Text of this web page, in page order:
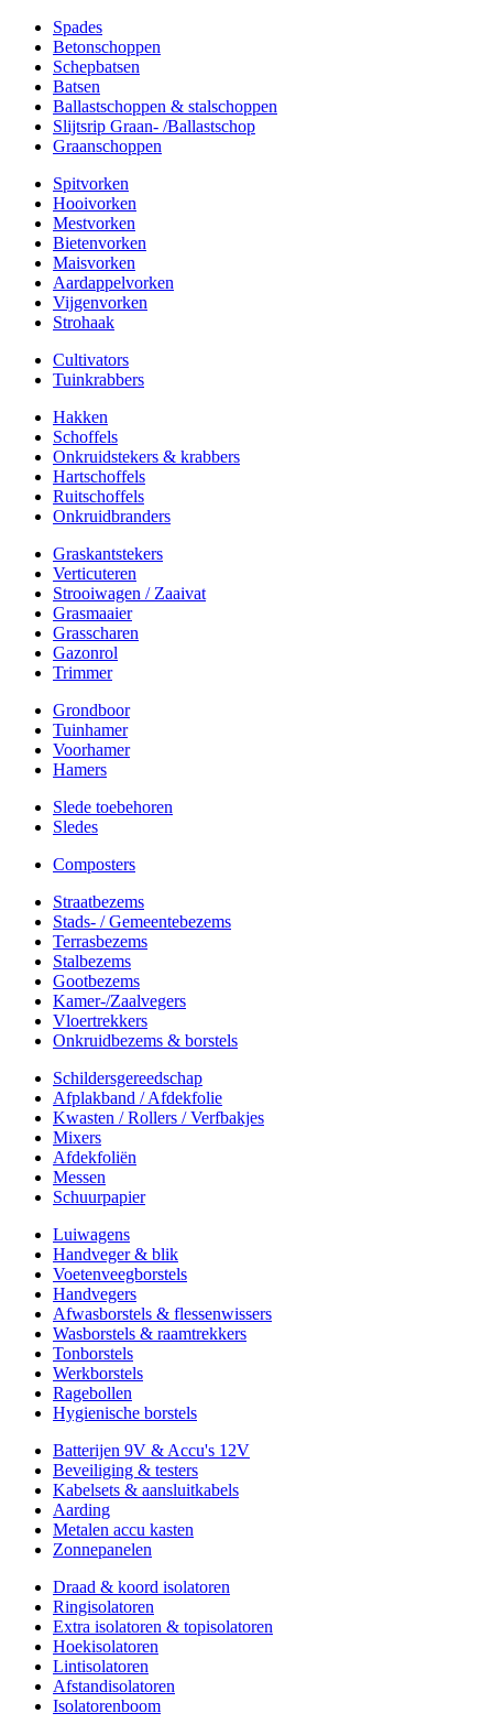
Spades
Betonschoppen
Schepbatsen
Batsen
Ballastschoppen & stalschoppen
Slijtsrip Graan- /Ballastschop
Graanschoppen
Spitvorken
Hooivorken
Mestvorken
Bietenvorken
Maisvorken
Aardappelvorken
Vijgenvorken
Strohaak
Cultivators
Tuinkrabbers
Hakken
Schoffels
Onkruidstekers & krabbers
Hartschoffels
Ruitschoffels
Onkruidbranders
Graskantstekers
Verticuteren
Strooiwagen / Zaaivat
Grasmaaier
Grasscharen
Gazonrol
Trimmer
Grondboor
Tuinhamer
Voorhamer
Hamers
Slede toebehoren
Sledes
Composters
Straatbezems
Stads- / Gemeentebezems
Terrasbezems
Stalbezems
Gootbezems
Kamer-/Zaalvegers
Vloertrekkers
Onkruidbezems & borstels
Schildersgereedschap
Afplakband / Afdekfolie
Kwasten / Rollers / Verfbakjes
Mixers
Afdekfoliën
Messen
Schuurpapier
Luiwagens
Handveger & blik
Voetenveegborstels
Handvegers
Afwasborstels & flessenwissers
Wasborstels & raamtrekkers
Tonborstels
Werkborstels
Ragebollen
Hygienische borstels
Batterijen 9V & Accu's 12V
Beveiliging & testers
Kabelsets & aansluitkabels
Aarding
Metalen accu kasten
Zonnepanelen
Draad & koord isolatoren
Ringisolatoren
Extra isolatoren & topisolatoren
Hoekisolatoren
Lintisolatoren
Afstandisolatoren
Isolatorenboom